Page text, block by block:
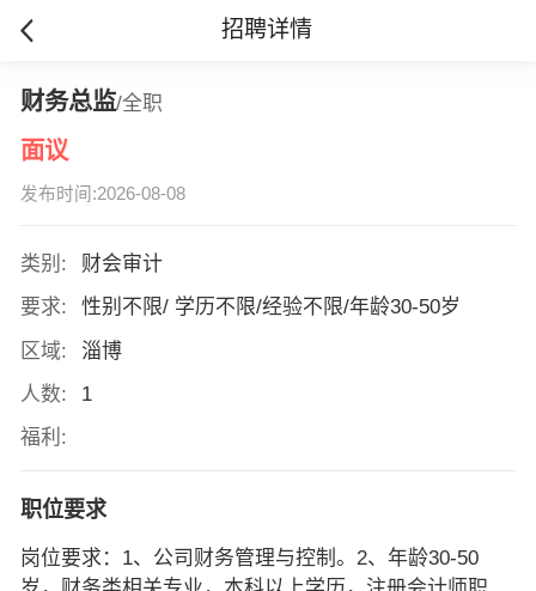
招聘详情
财务总监/全职
面议
发布时间:2026-08-08
类别:
财会审计
要求:
性别不限/ 学历不限/经验不限/年龄30-50岁
区域:
淄博
人数:
1
福利:
职位要求
岗位要求：1、公司财务管理与控制。2、年龄30-50